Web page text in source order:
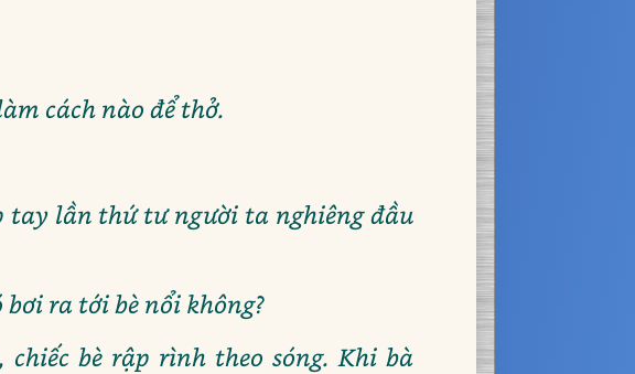
cách nào để thở.
tay lần thứ tư người ta nghiêng đầu
ra tới bè nổi không?
bè rập rình theo sóng. Khi bà